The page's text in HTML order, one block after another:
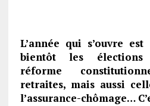
L’année qui s’ouvre
bientôt les élections
réforme
retraites, mais aussi
l’assurance-chômage…